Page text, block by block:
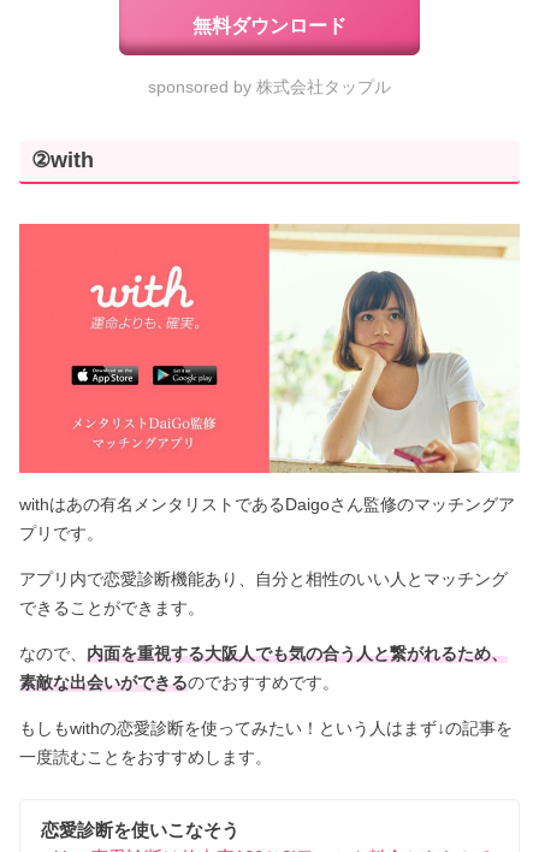
無料ダウンロード
sponsored by 株式会社タップル
②with
withはあの有名メンタリストであるDaigoさん監修のマッチングア
プリです。
アプリ内で恋愛診断機能あり、自分と相性のいい人とマッチング
できることができます。
なので、内面を重視する大阪人でも気の合う人と繋がれるため、
素敵な出会いができるのでおすすめです。
もしもwithの恋愛診断を使ってみたい！という人はまず↓の記事を
一度読むことをおすすめします。
恋愛診断を使いこなそう